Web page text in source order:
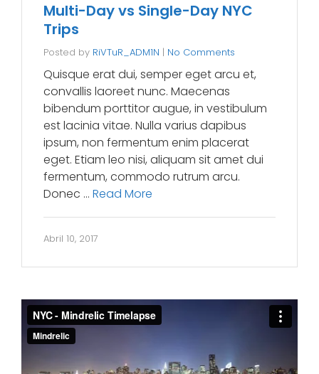
Multi-Day vs Single-Day NYC
Trips
Posted by RiVTuR_ADM1N | No Comments
Quisque erat dui, semper eget arcu et,
convallis laoreet nunc. Maecenas
bibendum porttitor augue, in vestibulum
est lacinia vitae. Nulla varius dapibus
ipsum, non fermentum enim placerat
eget. Etiam leo nisi, aliquam sit amet dui
fermentum, commodo rutrum arcu.
Donec … Read More
Abril 10, 2017